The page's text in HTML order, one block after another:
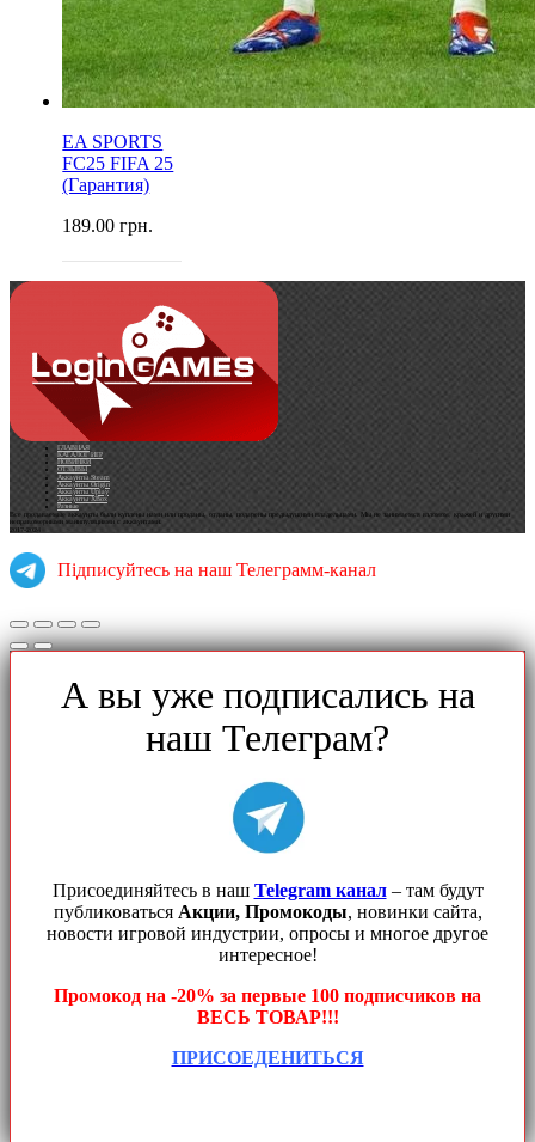
EA SPORTS
FC25 FIFA 25
(Гарантия)
189.00грн.
ГЛАВНАЯ
КАТАЛОГ ИГР
НОВИНКИ
ОТЗЫВЫ
Аккаунты Steam
Аккаунты Origin
Аккаунты Uplay
Аккаунты XBox
Разные
Все продаваемые аккаунты были куплены нами или проданы, отданы, подарены предыдущими владельцами. Мы не занимаемся взломом, кражей и другими
неправомерными манипуляциями с аккаунтами.
2017-2024
Підписуйтесь на наш Телеграмм-канал
А вы уже подписались на
наш Телеграм?
Присоединяйтесь в наш Telegram канал– там будут
публиковаться Акции, Промокоды, новинки сайта,
новости игровой индустрии, опросы и многое другое
интересное!
Промокод на -20% за первые 100 подписчиков на
ВЕСЬ ТОВАР!!!
ПРИСОЕДЕНИТЬСЯ